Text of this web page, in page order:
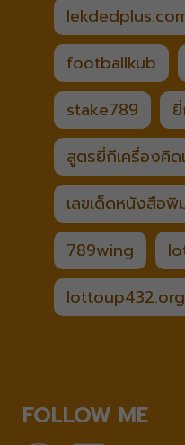
footballkub
stake789
สูตรยี่กีเครื่องคิด
เลขเด็ดหนังสือ
789wing
lottoup432.org
FOLLOW ME